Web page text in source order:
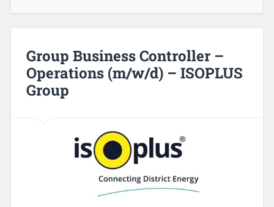
Group Business Controller –
Operations (m/w/d) – ISOPLUS
Group